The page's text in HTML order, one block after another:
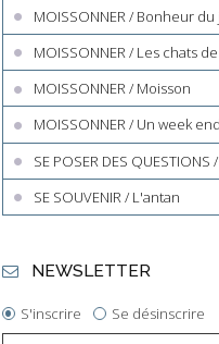
MOISSONNER / Bonheur
MOISSONNER / Les chats
MOISSONNER / Moisson
MOISSONNER / Un week
SE POSER DES
SE SOUVENIR / L'antan
NEWSLETTER
S'inscrire Se désinscrire